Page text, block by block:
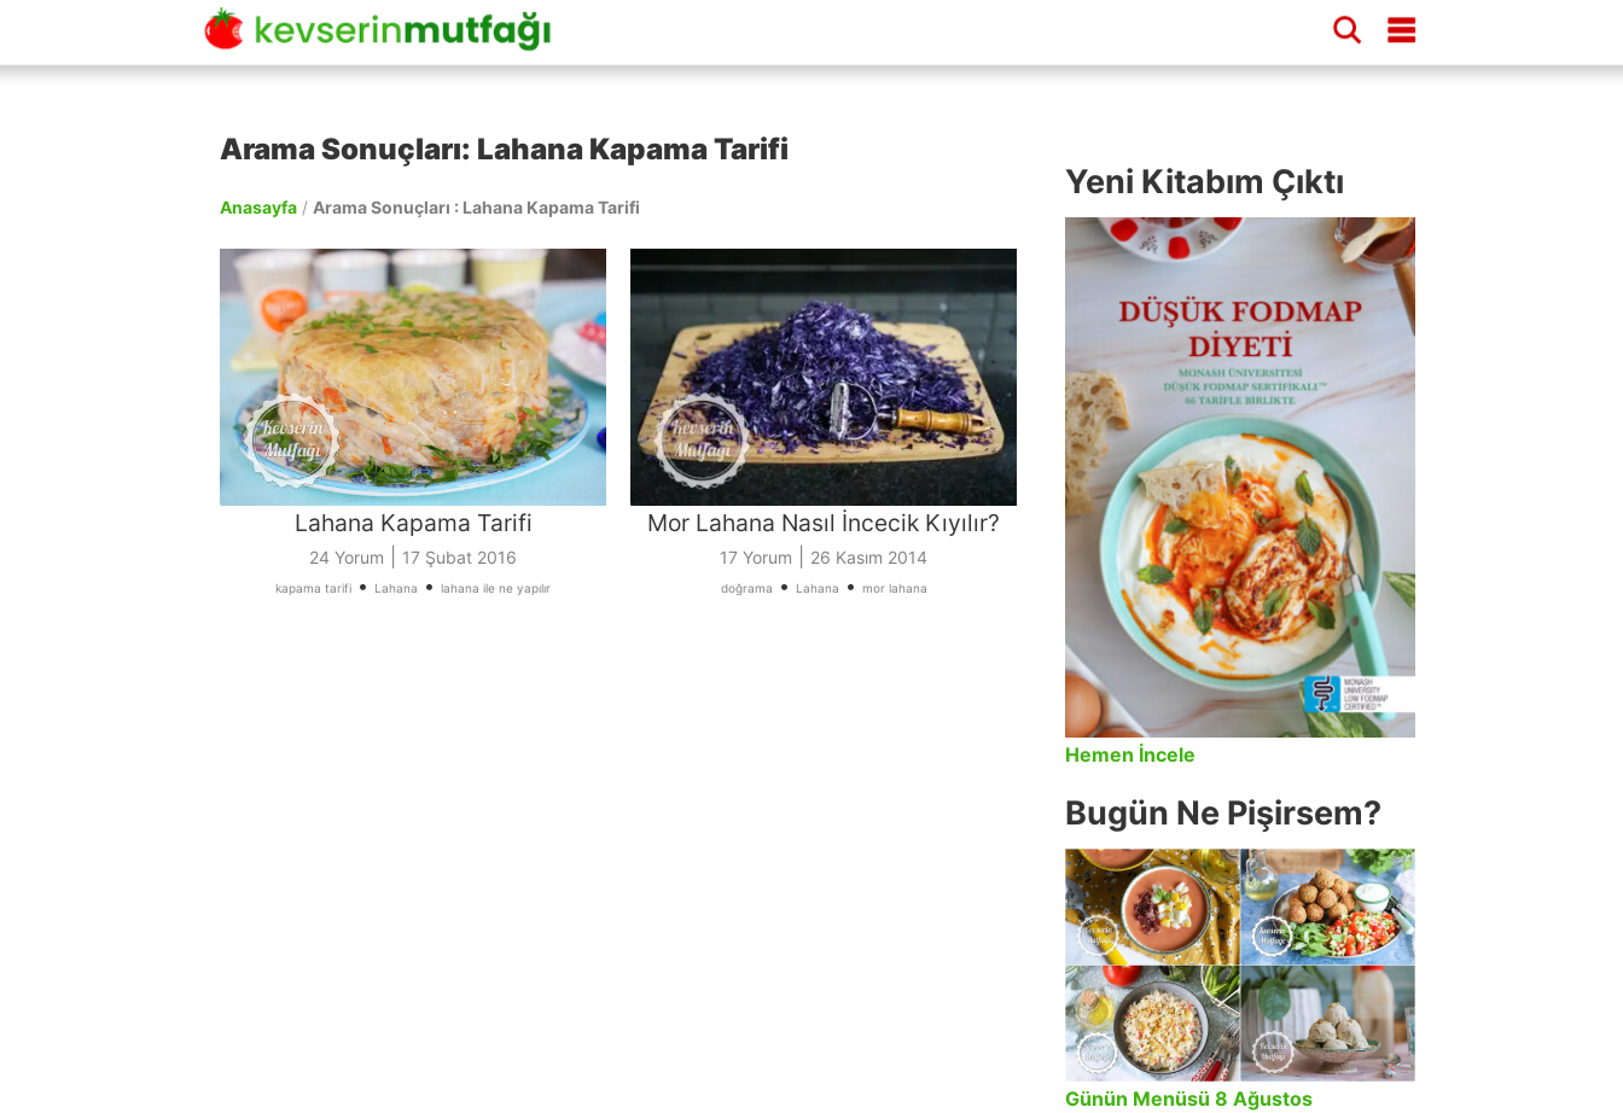
Arama Sonuçları: Lahana Kapama Tarifi
Anasayfa / Arama Sonuçları : Lahana Kapama Tarifi
Lahana Kapama Tarifi
24 Yorum 17 Şubat 2016
kapama tarifi • Lahana • lahana ile ne yapılır
Mor Lahana Nasıl İncecik Kıyılır?
17 Yorum 26 Kasım 2014
doğrama • Lahana • mor lahana
Yeni Kitabım Çıktı
Hemen İncele
Bugün Ne Pişirsem?
Günün Menüsü 8 Ağustos